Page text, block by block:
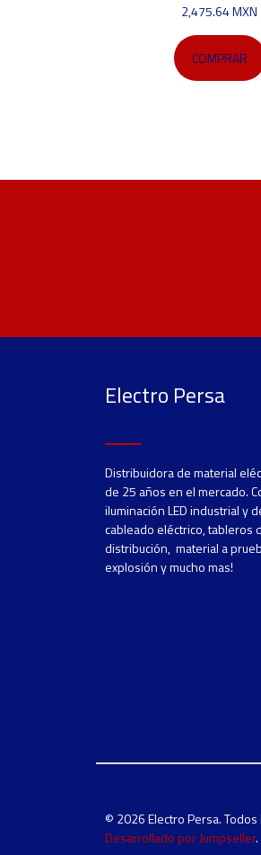
2,475.64 MXN
COMPRAR
Electro Persa
Distribuidora de material
de 25 años en el mercado.
iluminación LED industrial y
cableado eléctrico, tableros
distribución, material a
explosión y mucho mas!
© 2026 Electro Persa.
Desarrollado por Jumpseller.